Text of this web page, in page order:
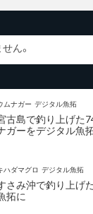
ん。
ムナガー デジタル魚拓
古島で釣り上げた
ガーをデジタル魚
ハダマグロ デジタル魚拓
さみ沖で釣り上げ
拓に